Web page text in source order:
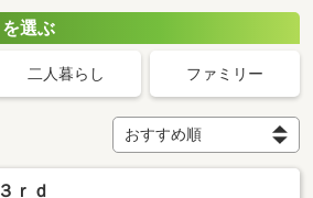
選ぶ
二人暮らし ファミリー
ｒｄ